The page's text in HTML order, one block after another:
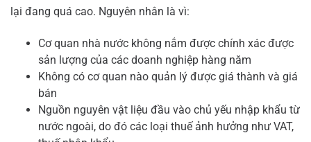
lại đang quá cao. Nguyên nhân là vì:
Cơ quan nhà nước không nắm được chính xác được
sản lượng của các doanh nghiệp hàng năm
Không có cơ quan nào quản lý được giá thành và giá
bán
Nguồn nguyên vật liệu đầu vào chủ yếu nhập khẩu từ
nước ngoài, do đó các loại thuế ảnh hưởng như VAT,